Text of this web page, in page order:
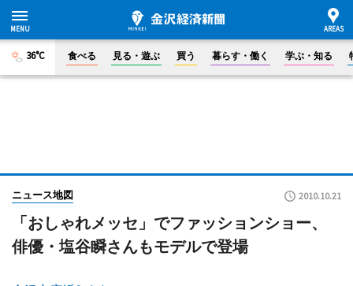
36°C 食べる 見る・遊ぶ 買う 暮らす・働く 学ぶ・知る
ニュース地図 2010.10.21
「おしゃれメッセ」でファッションショー、
俳優・塩谷瞬さんもモデルで登場